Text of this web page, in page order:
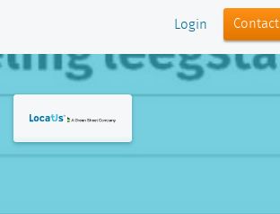
Login Contact